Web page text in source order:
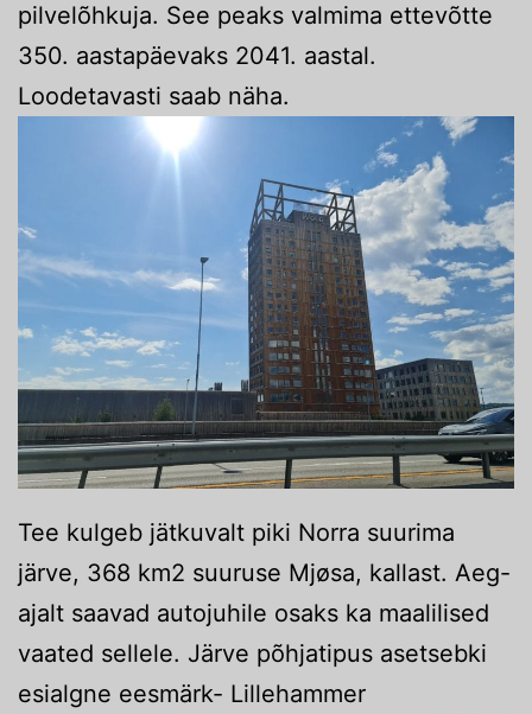
pilvelõhkuja. See peaks valmima ettevõtte
350. aastapäevaks 2041. aastal.
Loodetavasti saab näha.
Tee kulgeb jätkuvalt piki Norra suurima
järve, 368 km2 suuruse Mjøsa, kallast. Aeg-
ajalt saavad autojuhile osaks ka maalilised
vaated sellele. Järve põhjatipus asetsebki
esialgne eesmärk- Lillehammer